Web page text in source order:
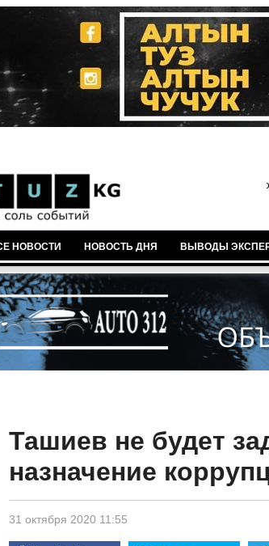
НОВОСТИ НОВОСТЬ ДНЯ ВЫВОДЫ
Ташиев не будет
назначение
31 октября 2020 11:55